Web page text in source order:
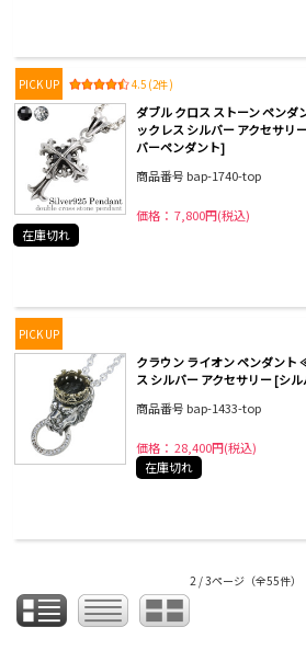
PICK UP 4.5 (2件)
ダブル クロス ストーン ペン
ックレス シルバー アクセサリ
バーペンダント]
商品番号 bap-1740-top
価格： 7,800円(税込)
在庫切れ
PICK UP
クラウン ライオン ペンダン
ス シルバー アクセサリー [シ
商品番号 bap-1433-top
価格： 28,400円(税込)
在庫切れ
2 / 3ページ （全55件）